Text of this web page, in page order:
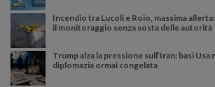
Incendio tra Lucoli e Roio, massima
il monitoraggio senza sosta delle autorità
Trump alza la pressione sull’Iran: basi Usa
diplomazia ormai congelata